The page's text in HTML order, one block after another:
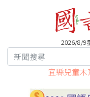
2026/8/9
宜縣兒童